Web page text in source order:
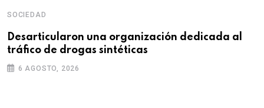
SOCIEDAD
Desarticularon una organización dedicada al
tráfico de drogas sintéticas
6 AGOSTO, 2026